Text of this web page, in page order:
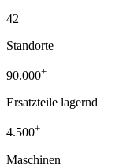
42
Standorte
90.000+
Ersatzteile lagernd
4.500+
Maschinen